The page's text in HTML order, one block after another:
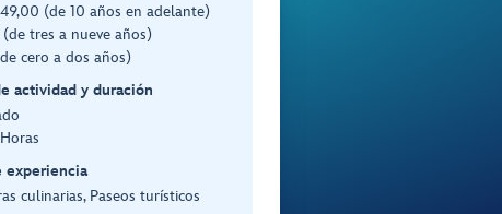
(de 10 años en adelante)
(de tres a nueve años)
cero a dos años)
actividad y duración
experiencia
culinarias, Paseos turísticos